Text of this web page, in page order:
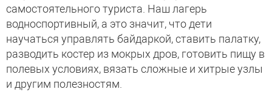
самостоятельного туриста. Наш лагерь
водноспортивный, а это значит, что дети
научаться управлять байдаркой, ставить палатку,
разводить костер из мокрых дров, готовить пищу в
полевых условиях, вязать сложные и хитрые узлы
и другим полезностям.